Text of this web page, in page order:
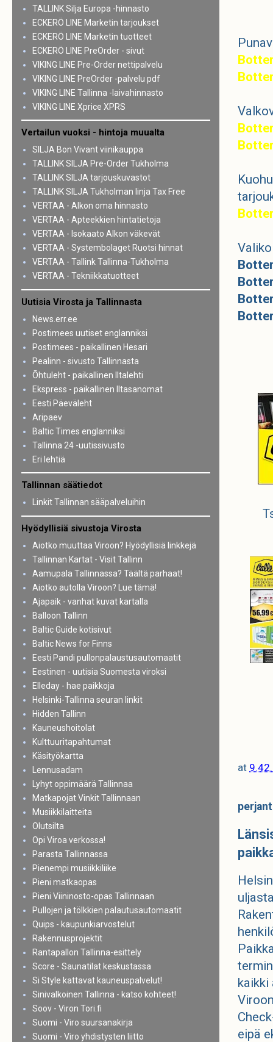
at
kaikki
eipä
TALLINK Silja Europa -hinnasto
ECKERÖ LINE Marketin tarjoukset
ECKERÖ LINE Marketin tuotteet
ECKERÖ LINE PreOrder - sivut
VIKING LINE Pre-Order nettipalvelu
VIKING LINE PreOrder -palvelu pdf
VIKING LINE Tallinna -laivahinnasto
VIKING LINE Xprice XPRS
Vertailun vuoksi - hintoja muualta
SILJA Bon Vivant viinikauppa
TALLINK SILJA Pre-Order Tukholma
TALLINK SILJA tarjouskuvastot
TALLINK SILJA Tukholman linja Tax Free
VERTAA - Alkon oma hinnasto
VERTAA - Apteekkien hintatietoja
VERTAA - Isokaato Alkon väkevät
VERTAA - Systembolaget Ruotsi hinnat
VERTAA - Tallink Tallinna-Tukholma
VERTAA - Tekniikkatuotteet
Uutisia Virosta ja Tallinnasta
News.err.ee
Postimees uutiset englanniksi
Postimees - paikallinen Hesari
Pealinn - sivusto Tallinnasta
Õhtuleht - paikallinen Iltalehti
Ekspress - paikallinen Iltasanomat
Eesti Päeväleht
Aripaev
Baltic Times englanniksi
Tallinna 24 -uutissivusto
Eri lehtiä
Tallinnan säätiedot
Linkit Tallinnan sääpalveluihin
Hyödyllisiä sivustoja Virosta
Aiotko muuttaa Viroon? Hyödyllisiä linkkejä
Tallinnan Kartat - Visit Tallinn
Aamupala Tallinnassa? Täältä parhaat!
Aiotko autolla Viroon? Lue tämä!
Ajapaik - vanhat kuvat kartalla
Balloon Tallinn
Baltic Guide kotisivut
Baltic News for Finns
Eesti Pandi pullonpalaustusautomaatit
Eestinen - uutisia Suomesta viroksi
Elleday - hae paikkoja
Helsinki-Tallinna seuran linkit
Hidden Tallinn
Kauneushoitolat
Kulttuuritapahtumat
Käsityökartta
Lennusadam
Lyhyt oppimäärä Tallinnaa
Matkapojat Vinkit Tallinnaan
Musiikkilaitteita
Olutsilta
Opi Viroa verkossa!
Parasta Tallinnassa
Pienempi musiikkiliike
Pieni matkaopas
Pieni Viininosto-opas Tallinnaan
Pullojen ja tölkkien palautusautomaatit
Quips - kaupunkiarvostelut
Rakennusprojektit
Rantapallon Tallinna-esittely
Score - Saunatilat keskustassa
Si Style kattavat kauneuspalvelut!
Sinivalkoinen Tallinna - katso kohteet!
Soov - Viron Tori.fi
Suomi - Viro suursanakirja
Suomi - Viro yhdistysten liitto